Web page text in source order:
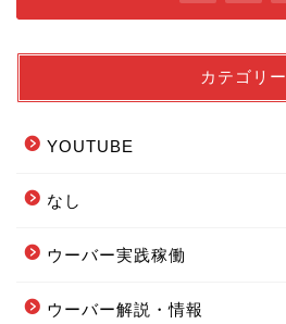
カテゴリー
YOUTUBE
なし
ウーバー実践稼働
ウーバー解説・情報